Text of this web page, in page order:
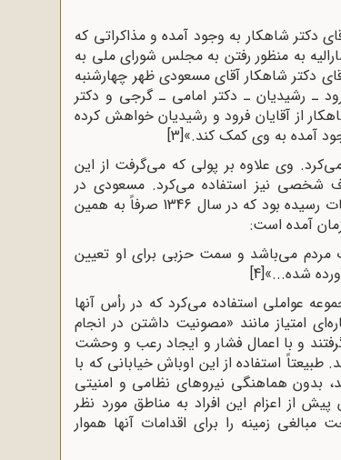
دکتر شاهکار به وجود آمده و مذاکراتی که
به منظور رفتن به مجلس شورای ملی به
دکتر شاهکار آقای مسعودی ظهر چهارشنبه
فرود ـ رشیدیان ـ دکتر امامی ـ گرجی و دکتر
از آقایان فرود و رشیدیان خواهش کرده
آمده به وی کمک کند.»[3]
وی علاوه بر پولی که می‌گرفت از این
شخصی نیز استفاده می‌کرد. مسعودی در
اواسط دهه‌ی چهل به چنان موقعیتی در طراحی و هدایت انتخابات رسیده بود که در سال 1346 صرفاً به همین
آمده است:
می‌باشد و سمت حزبی برای او تعیین
شده...»[4]
عواملی استفاده می‌کرد که در رأس آنها
امتیاز مانند «مصونیت داشتن در انجام
و با اعمال فشار و ایجاد رعب و وحشت
استفاده از این اوباش خیابانی که با
بدون هماهنگی نیروهای نظامی و امنیتی
از اعزام این افراد به مناطق مورد نظر
زمینه را برای اقدامات آنها هموار